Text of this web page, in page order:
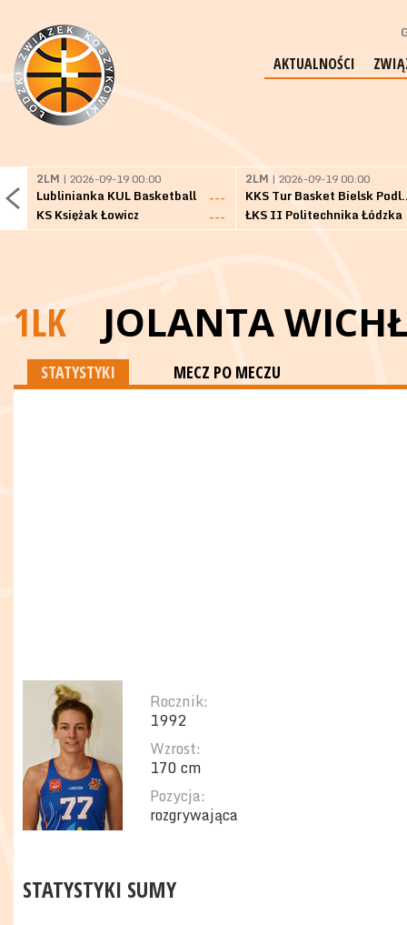
AKTUALNOŚCI
2LM | 2026-09-19 00:00
Lublinianka KUL Basketball
---
KS Księżak Łowicz
---
2LM | 2026-09-19 00:00
KKS Tur
ŁKS II Politechnika Łódzka
1LK JOLANTA
STATYSTYKI MECZ PO MECZU
Rocznik:
1992
Wzrost:
170 cm
Pozycja:
rozgrywająca
STATYSTYKI SUMY